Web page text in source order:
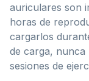
auriculares son
horas de
cargarlos
de carga, nunca
sesiones de